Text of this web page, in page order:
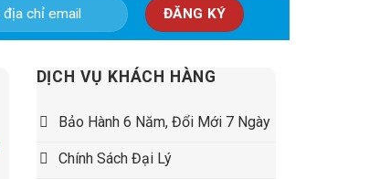
DỊCH VỤ KHÁCH HÀNG
Bảo Hành 6 Năm, Đổi Mới 7 Ngày
Chính Sách Đại Lý